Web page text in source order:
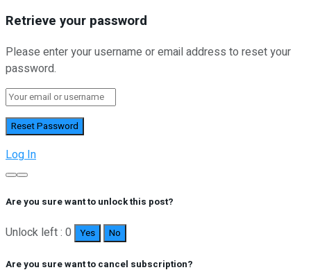
Retrieve your password
Please enter your username or email address to reset your
password.
Log In
Are you sure want to unlock this post?
Unlock left : 0 Yes No
Are you sure want to cancel subscription?